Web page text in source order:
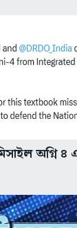
মিসাইল অগ্নি